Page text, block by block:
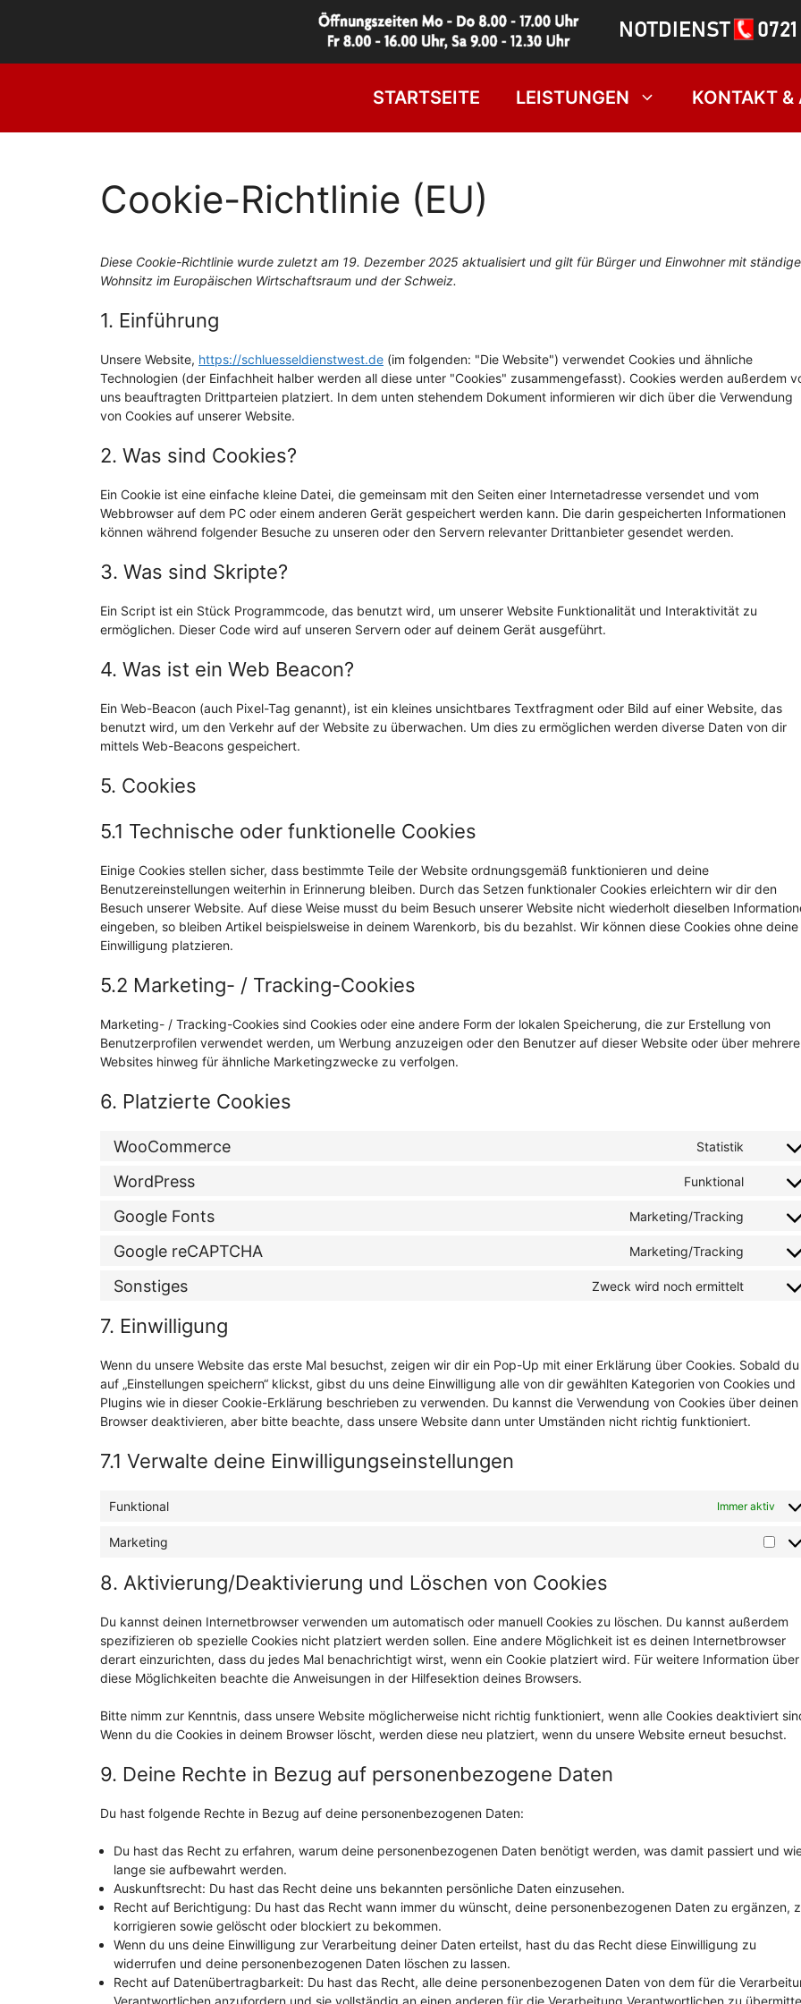
STARTSEITE LEISTUNGEN KONTAKT &
Cookie-Richtlinie (EU)
Diese Cookie-Richtlinie wurde zuletzt am 19. Dezember 2025 aktualisiert und gilt für Bürger und Einwohner mit
Wohnsitz im Europäischen Wirtschaftsraum und der Schweiz.
1. Einführung
Unsere Website, https://schluesseldienstwest.de (im folgenden: "Die Website") verwendet Cookies und ähnliche
Technologien (der Einfachheit halber werden all diese unter "Cookies" zusammengefasst). Cookies werden außerdem
uns beauftragten Drittparteien platziert. In dem unten stehendem Dokument informieren wir dich über die Verwendung
von Cookies auf unserer Website.
2. Was sind Cookies?
Ein Cookie ist eine einfache kleine Datei, die gemeinsam mit den Seiten einer Internetadresse versendet und vom
Webbrowser auf dem PC oder einem anderen Gerät gespeichert werden kann. Die darin gespeicherten Informationen
können während folgender Besuche zu unseren oder den Servern relevanter Drittanbieter gesendet werden.
3. Was sind Skripte?
Ein Script ist ein Stück Programmcode, das benutzt wird, um unserer Website Funktionalität und Interaktivität zu
ermöglichen. Dieser Code wird auf unseren Servern oder auf deinem Gerät ausgeführt.
4. Was ist ein Web Beacon?
Ein Web-Beacon (auch Pixel-Tag genannt), ist ein kleines unsichtbares Textfragment oder Bild auf einer Website, das
benutzt wird, um den Verkehr auf der Website zu überwachen. Um dies zu ermöglichen werden diverse Daten von dir
mittels Web-Beacons gespeichert.
5. Cookies
5.1 Technische oder funktionelle Cookies
Einige Cookies stellen sicher, dass bestimmte Teile der Website ordnungsgemäß funktionieren und deine
Benutzereinstellungen weiterhin in Erinnerung bleiben. Durch das Setzen funktionaler Cookies erleichtern wir dir den
Besuch unserer Website. Auf diese Weise musst du beim Besuch unserer Website nicht wiederholt dieselben
eingeben, so bleiben Artikel beispielsweise in deinem Warenkorb, bis du bezahlst. Wir können diese Cookies ohne deine
Einwilligung platzieren.
5.2 Marketing- / Tracking-Cookies
Marketing- / Tracking-Cookies sind Cookies oder eine andere Form der lokalen Speicherung, die zur Erstellung von
Benutzerprofilen verwendet werden, um Werbung anzuzeigen oder den Benutzer auf dieser Website oder über mehrere
Websites hinweg für ähnliche Marketingzwecke zu verfolgen.
6. Platzierte Cookies
WooCommerce Statistik
Consent
service
WordPress Funktional
Consent
service
Google Fonts Marketing/Tracking
Consent
service
google-
Google reCAPTCHA Marketing/Tracking
Consent
service
Sonstiges Zweck wird noch ermittelt
Consent
7. Einwilligung
Wenn du unsere Website das erste Mal besuchst, zeigen wir dir ein Pop-Up mit einer Erklärung über Cookies. Sobald du
auf „Einstellungen speichern“ klickst, gibst du uns deine Einwilligung alle von dir gewählten Kategorien von Cookies und
Plugins wie in dieser Cookie-Erklärung beschrieben zu verwenden. Du kannst die Verwendung von Cookies über deinen
Browser deaktivieren, aber bitte beachte, dass unsere Website dann unter Umständen nicht richtig funktioniert.
7.1 Verwalte deine Einwilligungseinstellungen
Funktional Immer aktiv
Marketing
8. Aktivierung/Deaktivierung und Löschen von Cookies
Du kannst deinen Internetbrowser verwenden um automatisch oder manuell Cookies zu löschen. Du kannst außerdem
spezifizieren ob spezielle Cookies nicht platziert werden sollen. Eine andere Möglichkeit ist es deinen Internetbrowser
derart einzurichten, dass du jedes Mal benachrichtigt wirst, wenn ein Cookie platziert wird. Für weitere Information über
diese Möglichkeiten beachte die Anweisungen in der Hilfesektion deines Browsers.
Bitte nimm zur Kenntnis, dass unsere Website möglicherweise nicht richtig funktioniert, wenn alle Cookies deaktiviert
Wenn du die Cookies in deinem Browser löscht, werden diese neu platziert, wenn du unsere Website erneut besuchst.
9. Deine Rechte in Bezug auf personenbezogene Daten
Du hast folgende Rechte in Bezug auf deine personenbezogenen Daten:
Du hast das Recht zu erfahren, warum deine personenbezogenen Daten benötigt werden, was damit passiert und
lange sie aufbewahrt werden.
Auskunftsrecht: Du hast das Recht deine uns bekannten persönliche Daten einzusehen.
Recht auf Berichtigung: Du hast das Recht wann immer du wünscht, deine personenbezogenen Daten zu ergänzen,
korrigieren sowie gelöscht oder blockiert zu bekommen.
Wenn du uns deine Einwilligung zur Verarbeitung deiner Daten erteilst, hast du das Recht diese Einwilligung zu
widerrufen und deine personenbezogenen Daten löschen zu lassen.
Recht auf Datenübertragbarkeit: Du hast das Recht, alle deine personenbezogenen Daten von dem für die
Verantwortlichen anzufordern und sie vollständig an einen anderen für die Verarbeitung Verantwortlichen zu